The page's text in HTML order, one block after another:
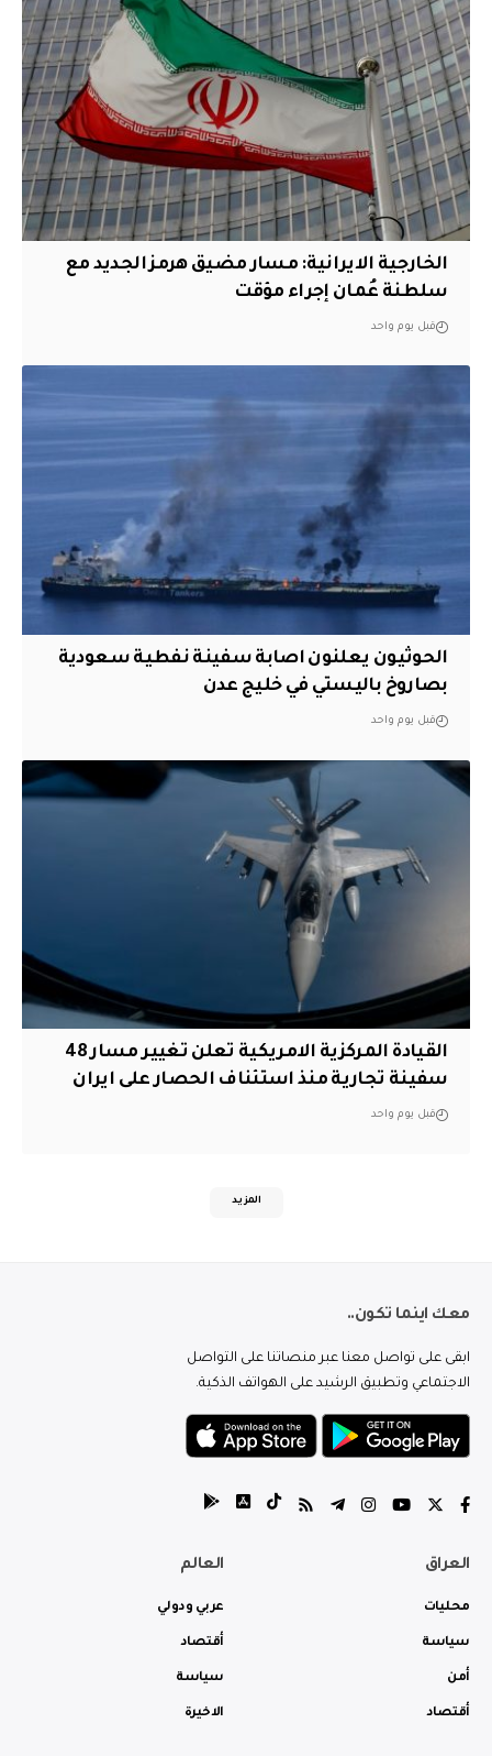
الخارجية الايرانية: مسار مضيق هرمز الجديد مع
سلطنة عُمان إجراء مؤقت
قبل يوم واحد
الحوثيون يعلنون اصابة سفينة نفطية سعودية
بصاروخ باليستي في خليج عدن
قبل يوم واحد
القيادة المركزية الامريكية تعلن تغيير مسار 48
سفينة تجارية منذ استئناف الحصار على ايران
قبل يوم واحد
المزيد
معك اينما تكون..
ابقى على تواصل معنا عبر منصاتنا على التواصل
الاجتماعي وتطبيق الرشيد على الهواتف الذكية.
العراق
محليات
سياسة
أمن
أقتصاد
العالم
عربي ودولي
أقتصاد
سياسة
الاخيرة